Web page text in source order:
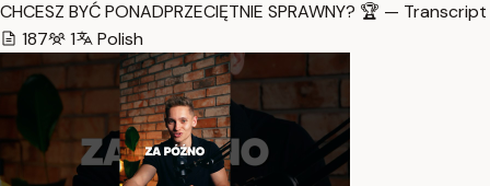
CHCESZ BYĆ PONADPRZECIĘTNIE SPRAWNY? 🏆 — Transcript
187
1 Polish